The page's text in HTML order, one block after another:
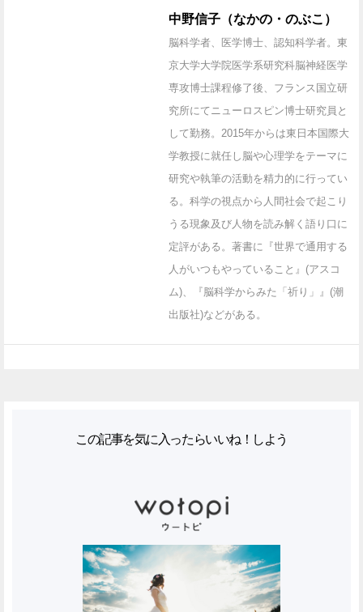
中野信子（なかの・のぶこ）
脳科学者、医学博士、認知科学者。東
京大学大学院医学系研究科脳神経医学
専攻博士課程修了後、フランス国立研
究所にてニューロスピン博士研究員と
して勤務。2015年からは東日本国際大
学教授に就任し脳や心理学をテーマに
研究や執筆の活動を精力的に行ってい
る。科学の視点から人間社会で起こり
うる現象及び人物を読み解く語り口に
定評がある。著書に『世界で通用する
人がいつもやっていること』(アスコ
ム)、『脳科学からみた「祈り」』(潮
出版社)などがある。
この記事を気に入ったらいいね！しよう